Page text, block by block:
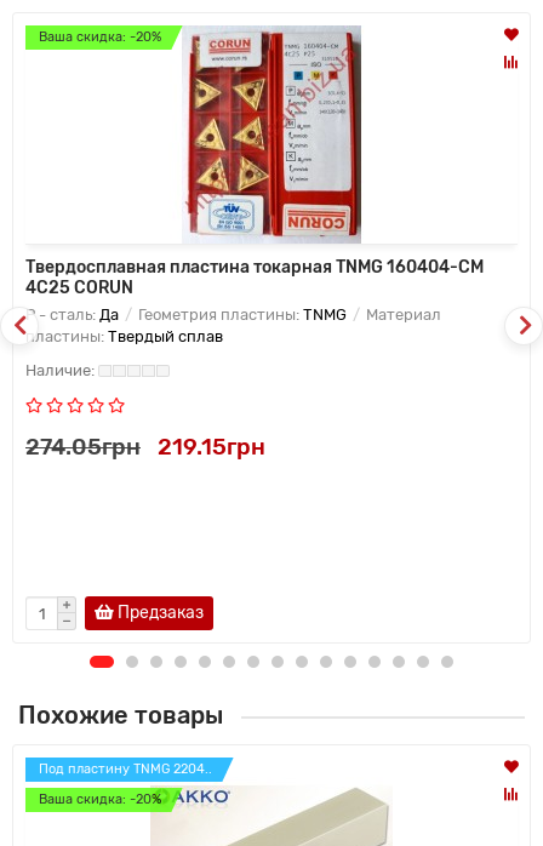
Ваша скидка: -20%
Твердосплавная пластина токарная TNMG 160404-CM
4C25 CORUN
P - сталь: Да Геометрия пластины: TNMG
Материал
пластины: Твердый сплав
274.05грн 219.15грн
Предзаказ
Похожие товары
Под пластину TNMG 2204..
Ваша скидка: -20%